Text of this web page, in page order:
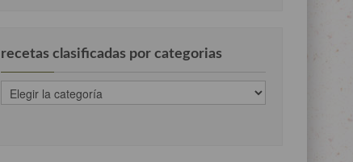
recetas clasificadas por categorias
recetas
clasificadas